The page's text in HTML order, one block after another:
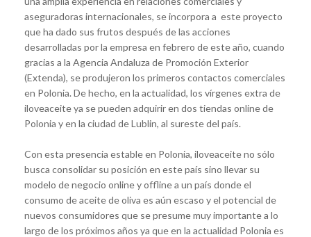
aseguradoras internacionales, se incorpora a este proyecto
que ha dado sus frutos después de las acciones
desarrolladas por la empresa en febrero de este año, cuando
gracias a la Agencia Andaluza de Promoción Exterior
(Extenda), se produjeron los primeros contactos comerciales
en Polonia. De hecho, en la actualidad, los vírgenes extra de
iloveaceite ya se pueden adquirir en dos tiendas online de
Polonia y en la ciudad de Lublin, al sureste del país.
Con esta presencia estable en Polonia, iloveaceite no sólo
busca consolidar su posición en este país sino llevar su
modelo de negocio online y offline a un país donde el
consumo de aceite de oliva es aún escaso y el potencial de
nuevos consumidores que se presume muy importante a lo
largo de los próximos años ya que en la actualidad Polonia es